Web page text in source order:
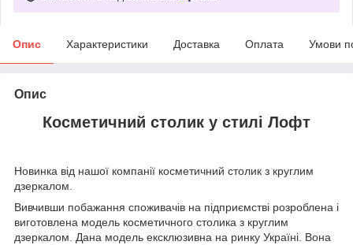
Опис Характеристики Доставка Оплата Умови
Опис
Косметичний столик у стилі Лофт
Новинка від нашої компанії косметичний столик з круглим
дзеркалом.
Вивчивши побажання споживачів на підприємстві розроблена і
виготовлена модель косметичного столика з круглим
дзеркалом. Дана модель ексклюзивна на ринку Україні. Вона